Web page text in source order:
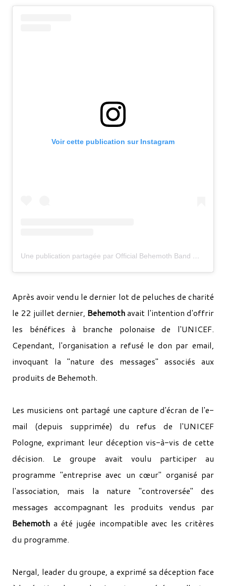
Voir cette publication sur Instagram
Une publication partagée par Official Behemoth Band Merch (@behemothwebstore)
Après avoir vendu le dernier lot de peluches de charité
le 22 juillet dernier, Behemothavait l'intention d'offrir
les bénéfices à branche polonaise de l'UNICEF.
Cependant, l'organisation a refusé le don par email,
invoquant la "nature des messages" associés aux
produits de Behemoth.
Les musiciens ont partagé une capture d'écran de l'e-
mail (depuis supprimée) du refus de l'UNICEF
Pologne, exprimant leur déception vis-à-vis de cette
décision. Le groupe avait voulu participer au
programme "entreprise avec un cœur" organisé par
l'association, mais la nature "controversée" des
messages accompagnant les produits vendus par
Behemotha été jugée incompatible avec les critères
du programme.
Nergal, leader du groupe, a exprimé sa déception face